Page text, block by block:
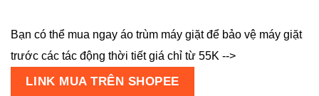
Bạn có thể mua ngay áo trùm máy giặt để bảo vệ máy giặt
trước các tác động thời tiết giá chỉ từ 55K -->
LINK MUA TRÊN SHOPEE